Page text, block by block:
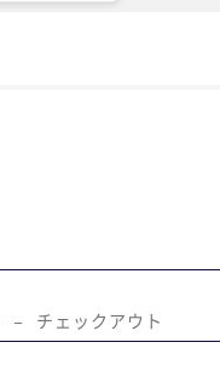
− チェックアウト